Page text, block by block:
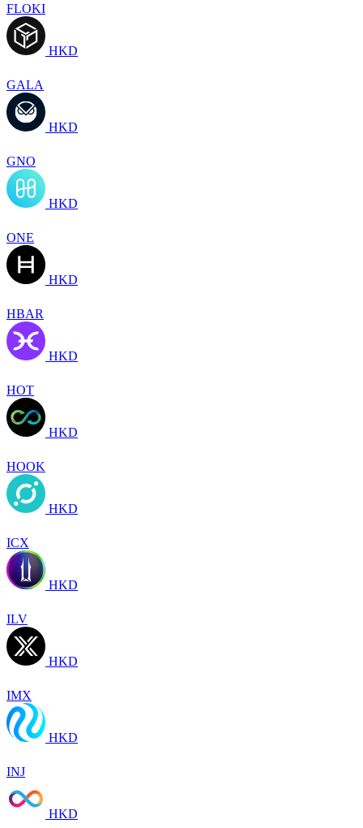
FLOKI
HKD
GALA
HKD
GNO
HKD
ONE
HKD
HBAR
HKD
HOT
HKD
HOOK
HKD
ICX
HKD
ILV
HKD
IMX
HKD
INJ
HKD